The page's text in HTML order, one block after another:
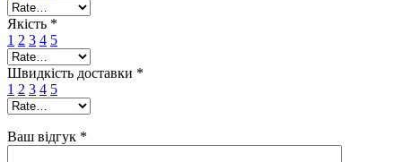
Якість *
1 2 3 4 5
Швидкість доставки *
1 2 3 4 5
Ваш відгук *